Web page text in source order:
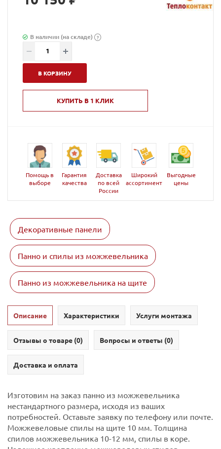
В наличии (на складе) ?
В КОРЗИНУ
КУПИТЬ В 1 КЛИК
Помощь в
выборе
Гарантия
качества
Доставка
по всей
России
Широкий
ассортимент
Выгодные
цены
Декоративные панели
Панно и спилы из можжевельника
Панно из можжевельника на щите
Описание Характеристики Услуги монтажа
Отзывы о товаре (0) Вопросы и ответы (0)
Доставка и оплата
Изготовим на заказ панно из можжевельника
нестандартного размера, исходя из ваших
потребностей. Оставьте заявку по телефону или почте.
Можжевеловые спилы на щите 10 мм. Толщина
спилов можжевельника 10-12 мм, спилы в коре.